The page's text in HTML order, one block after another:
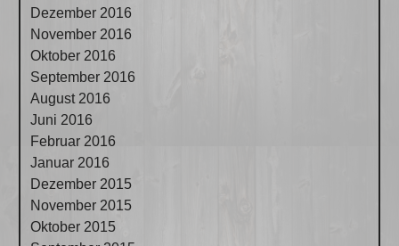
Dezember 2016
November 2016
Oktober 2016
September 2016
August 2016
Juni 2016
Februar 2016
Januar 2016
Dezember 2015
November 2015
Oktober 2015